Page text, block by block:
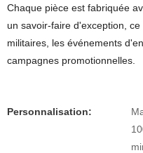
Chaque pièce est fabriquée
un savoir-faire d'exception,
militaires, les événements
campagnes promotionnelles.
Personnalisation: